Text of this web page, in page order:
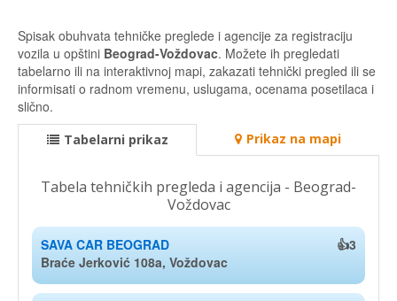
Spisak obuhvata tehničke preglede i agencije za registraciju
vozila u opštini Beograd-Voždovac. Možete ih pregledati
tabelarno ili na interaktivnoj mapi, zakazati tehnički pregled ili se
informisati o radnom vremenu, uslugama, ocenama posetilaca i
slično.
Tabelarni prikaz Prikaz na mapi
Tabela tehničkih pregleda i agencija - Beograd-
Voždovac
SAVA CAR BEOGRAD
👍3
Braće Jerković 108a, Voždovac